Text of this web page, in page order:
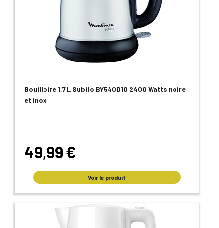
Bouilloire 1,7 L Subito BY540D10 2400 Watts noire
et inox
49,99 €
Voir le produit